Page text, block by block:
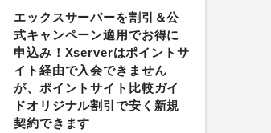
エックスサーバーを割引＆公
式キャンペーン適用でお得に
申込み！Xserverはポイントサ
イト経由で入会できません
が、ポイントサイト比較ガイ
ドオリジナル割引で安く新規
契約できます